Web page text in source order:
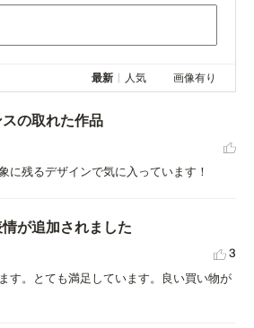
最新 | 人気 画像有り
の取れた作品
に残るデザインで気に入っています！
が追加されました
3
す。とても満足しています。良い買い物が